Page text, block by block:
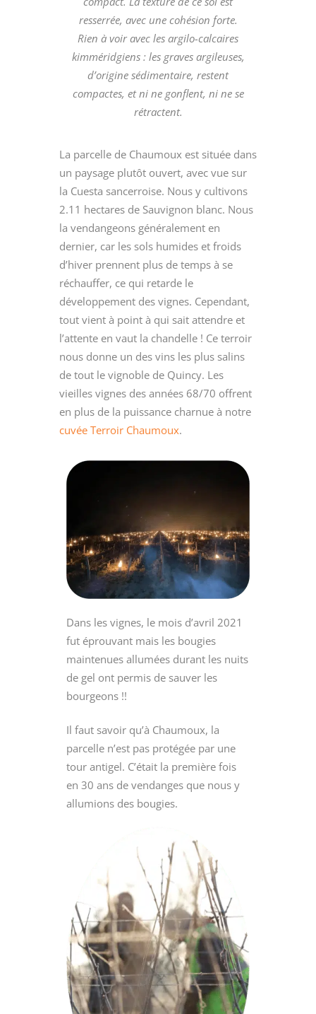
resserrée, avec une cohésion forte.
Rien à voir avec les argilo-calcaires
kimméridgiens : les graves argileuses,
d’origine sédimentaire, restent
compactes, et ni ne gonflent, ni ne se
rétractent.
La parcelle de Chaumoux est située dans
un paysage plutôt ouvert, avec vue sur
la Cuesta sancerroise. Nous y cultivons
2.11 hectares de Sauvignon blanc. Nous
la vendangeons généralement en
dernier, car les sols humides et froids
d’hiver prennent plus de temps à se
réchauffer, ce qui retarde le
développement des vignes. Cependant,
tout vient à point à qui sait attendre et
l’attente en vaut la chandelle ! Ce terroir
nous donne un des vins les plus salins
de tout le vignoble de Quincy. Les
vieilles vignes des années 68/70 offrent
en plus de la puissance charnue à notre
cuvée Terroir Chaumoux.
Dans les vignes, le mois d’avril 2021
fut éprouvant mais les bougies
maintenues allumées durant les nuits
de gel ont permis de sauver les
bourgeons !!
Il faut savoir qu’à Chaumoux, la
parcelle n’est pas protégée par une
tour antigel. C’était la première fois
en 30 ans de vendanges que nous y
allumions des bougies.